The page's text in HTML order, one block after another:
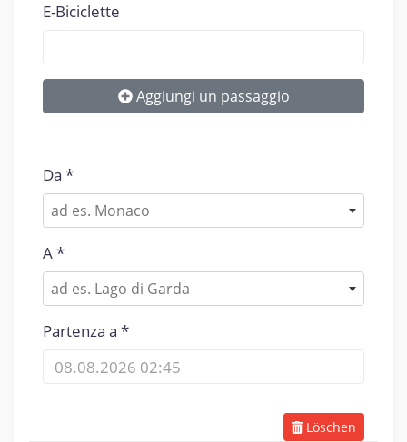
E-Biciclette
Aggiungi un passaggio
Da
ad es. Monaco
A
ad es. Lago di Garda
Partenza a
Löschen